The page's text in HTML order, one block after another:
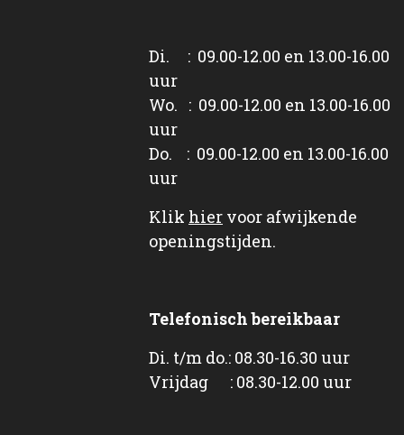
Di. : 09.00-12.00 en 13.00-16.00
uur
Wo. : 09.00-12.00 en 13.00-16.00
uur
Do. : 09.00-12.00 en 13.00-16.00
uur
Klik hier voor afwijkende
openingstijden.
Telefonisch bereikbaar
Di. t/m do.: 08.30-16.30 uur
Vrijdag : 08.30-12.00 uur